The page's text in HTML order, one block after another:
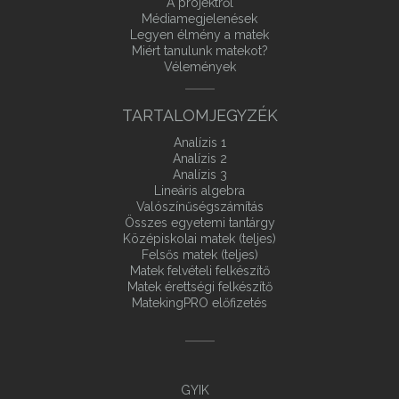
Médiamegjelenések
Legyen élmény a matek
Miért tanulunk matekot?
Vélemények
TARTALOMJEGYZÉK
Analízis 1
Analízis 2
Analízis 3
Lineáris algebra
Valószínűségszámítás
Összes egyetemi tantárgy
Középiskolai matek (teljes)
Felsős matek (teljes)
Matek felvételi felkészítő
Matek érettségi felkészítő
MatekingPRO előfizetés
GYIK